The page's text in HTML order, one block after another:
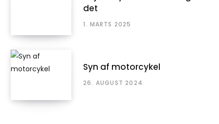
det
1. MARTS 2025
Syn af motorcykel
26. AUGUST 2024